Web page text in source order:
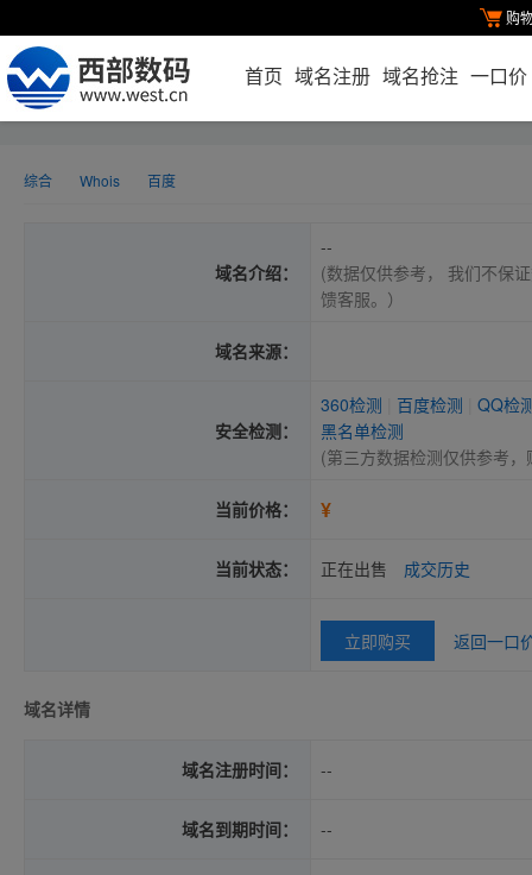
购
首页 域名注册 域名抢注 一口价
综合 Whois 百度
域名介绍：
--
(数据仅供参考， 我们不保
馈客服。）
域名来源：
安全检测：
360检测 百度检测
QQ检
黑名单检测
(第三方数据检测仅供参考
当前价格： ¥
当前状态： 正在出售 成交历史
立即购买 返回一口
域名详情
域名注册时间： --
域名到期时间： --